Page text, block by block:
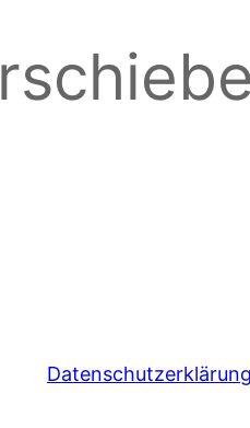
Datenschutzerklärung